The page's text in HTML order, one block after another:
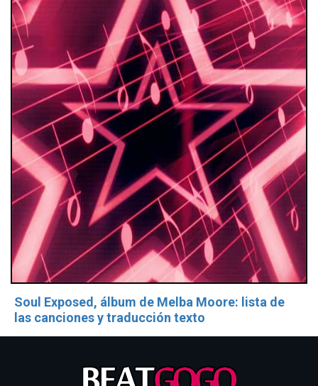
Soul Exposed, álbum de Melba Moore: lista de
las canciones y traducción texto